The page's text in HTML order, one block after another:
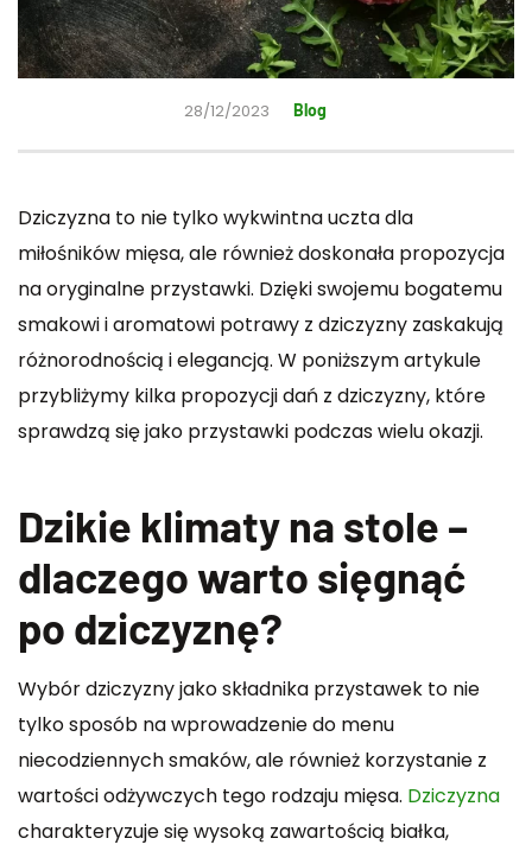
28/12/2023 Blog
Dziczyzna to nie tylko wykwintna uczta dla
miłośników mięsa, ale również doskonała propozycja
na oryginalne przystawki. Dzięki swojemu bogatemu
smakowi i aromatowi potrawy z dziczyzny zaskakują
różnorodnością i elegancją. W poniższym artykule
przybliżymy kilka propozycji dań z dziczyzny, które
sprawdzą się jako przystawki podczas wielu okazji.
Dzikie klimaty na stole –
dlaczego warto sięgnąć
po dziczyznę?
Wybór dziczyzny jako składnika przystawek to nie
tylko sposób na wprowadzenie do menu
niecodziennych smaków, ale również korzystanie z
wartości odżywczych tego rodzaju mięsa. Dziczyzna
charakteryzuje się wysoką zawartością białka,